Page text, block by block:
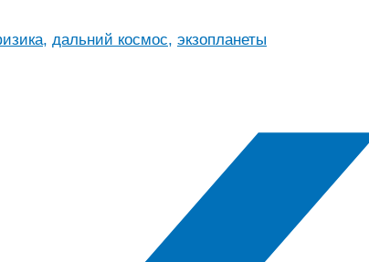
, дальний космос, экзопланеты